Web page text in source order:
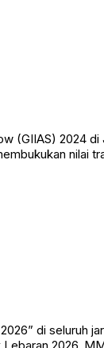
(GIIAS) 2024
nilai
di seluruh
2026.